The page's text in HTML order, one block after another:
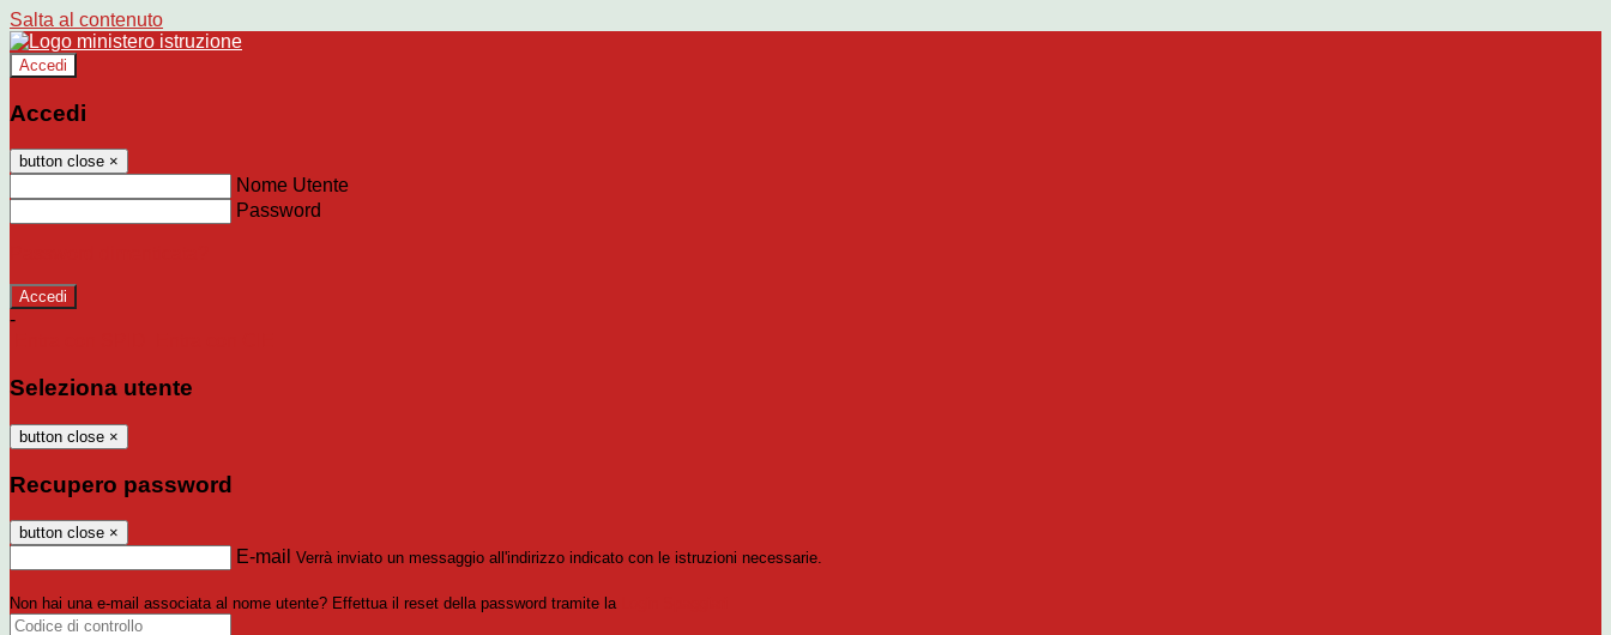
Salta al contenuto
Accedi
Accedi
button close ×
Nome Utente
Password
-
Seleziona utente
button close ×
Recupero password
button close ×
E-mail Verrà inviato un messaggio all'indirizzo indicato con le istruzioni necessarie.
Non hai una e-mail associata al nome utente? Effettua il reset della password tramite la